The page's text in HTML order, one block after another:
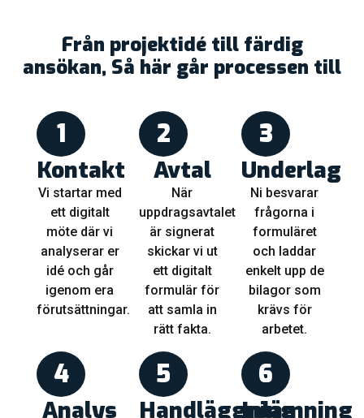
Från projektidé till färdig
ansökan, Så här går processen till
1
Kontakt
Vi startar med
ett digitalt
möte där vi
analyserar er
idé och går
igenom era
förutsättningar.
2
Avtal
När
uppdragsavtalet
är signerat
skickar vi ut
ett digitalt
formulär för
att samla in
rätt fakta.
3
Underlag
Ni besvarar
frågorna i
formuläret
och laddar
enkelt upp de
bilagor som
krävs för
arbetet.
4
Analys
5
Handläggning
6
Inlämning